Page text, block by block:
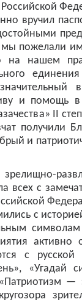
вручил
пожелали им
нашем
и помощь
II
получили
и
всех с
с
с русской
«Угадай
—